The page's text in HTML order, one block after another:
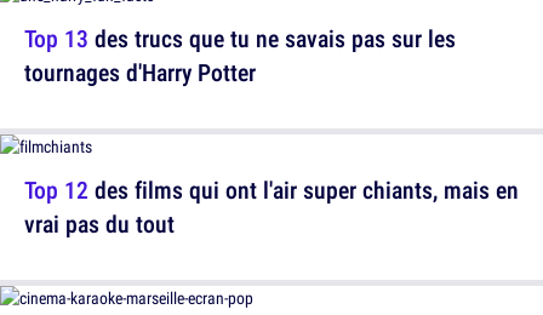
Top 12 des films qui ont l'air super chiants, mais en
vrai pas du tout
Top 13 des trucs que tu ne savais pas sur les
tournages d'Harry Potter